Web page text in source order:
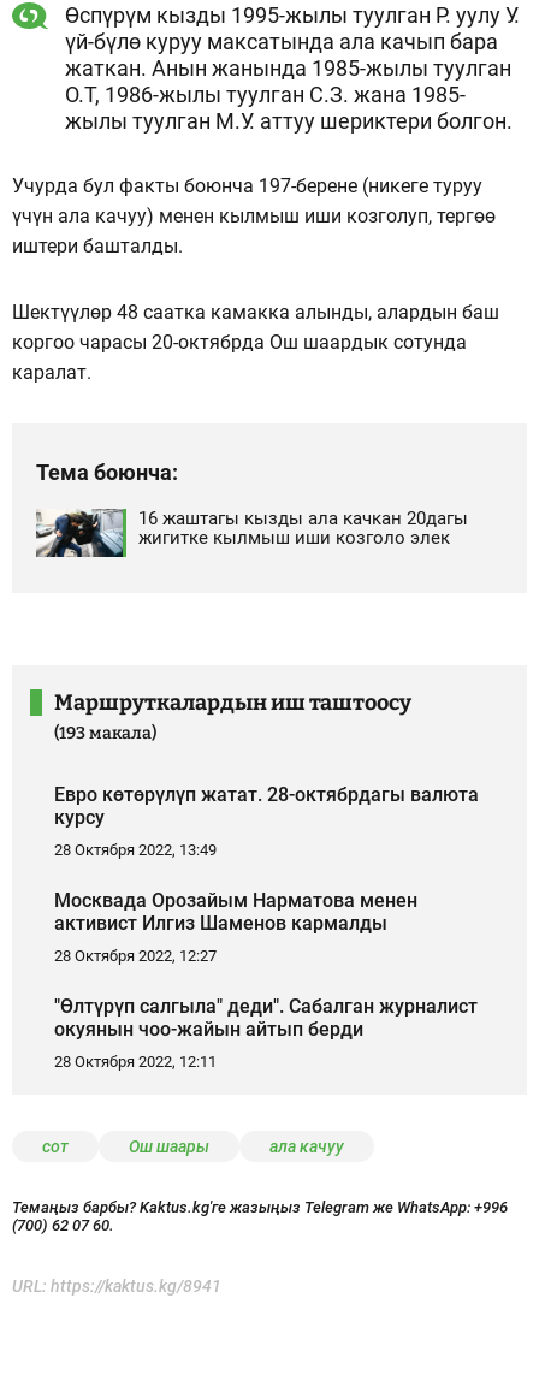
Өспүрүм кызды 1995-жылы туулган Р. уулу У.
үй-бүлө куруу максатында ала качып бара
жаткан. Анын жанында 1985-жылы туулган
О.Т, 1986-жылы туулган С.З. жана 1985-
жылы туулган М.У. аттуу шериктери болгон.
Учурда бул факты боюнча 197-берене (никеге туруу
үчүн ала качуу) менен кылмыш иши козголуп, тергөө
иштери башталды.
Шектүүлөр 48 саатка камакка алынды, алардын баш
коргоо чарасы 20-октябрда Ош шаардык сотунда
каралат.
Тема боюнча:
16 жаштагы кызды ала качкан 20дагы
жигитке кылмыш иши козголо элек
Маршруткалардын иш таштоосу
(193 макала)
Евро көтөрүлүп жатат. 28-октябрдагы валюта
курсу
28 Октября 2022, 13:49
Москвада Орозайым Нарматова менен
активист Илгиз Шаменов кармалды
28 Октября 2022, 12:27
"Өлтүрүп салгыла" деди". Сабалган журналист
окуянын чоо-жайын айтып берди
28 Октября 2022, 12:11
сот Ош шаары ала качуу
Темаңыз барбы? Kaktus.kg'ге жазыңыз Telegram же WhatsApp: +996
(700) 62 07 60.
URL: https://kaktus.kg/8941